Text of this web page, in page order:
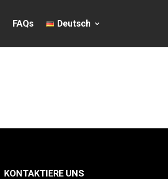
FAQs Deutsch
KONTAKTIERE UNS